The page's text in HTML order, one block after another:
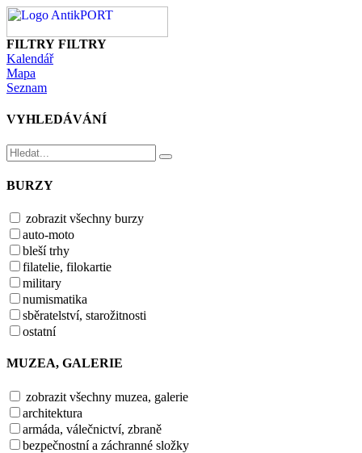
FILTRY FILTRY
Kalendář
Mapa
Seznam
VYHLEDÁVÁNÍ
BURZY
zobrazit všechny burzy
auto-moto
bleší trhy
filatelie, filokartie
military
numismatika
sběratelství, starožitnosti
ostatní
MUZEA, GALERIE
zobrazit všechny muzea, galerie
architektura
armáda, válečnictví, zbraně
bezpečnostní a záchranné složky